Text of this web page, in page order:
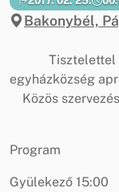
Bakonybél,
Tisztelettel
egyházközség
Közös
Program
Gyülekező 15:00